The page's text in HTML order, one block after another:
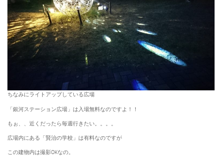
ちなみにライトアップしている広場
「銀河ステーション広場」は入場無料なのですよ！！
もぉ、、近くだったら毎週行きたい。。。。
広場内にある「賢治の学校」は有料なのですが
この建物内は撮影OKなの。